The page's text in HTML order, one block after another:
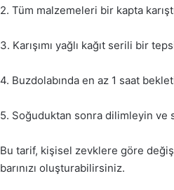
2. Tüm malzemeleri bir kapta
3. Karışımı yağlı kağıt serili bir
4. Buzdolabında en az 1 saat
5. Soğuduktan sonra dilimleyin ve
Bu tarif, kişisel zevklere göre
barınızı oluşturabilirsiniz.